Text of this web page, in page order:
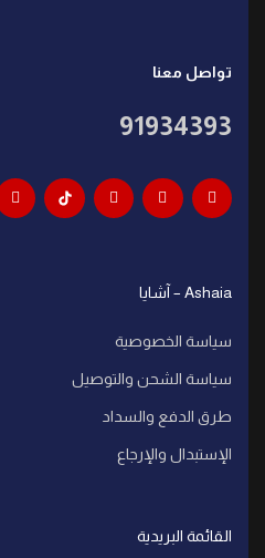
تواصل معنا
91934393
Ashaia – آشايا
سياسة الخصوصية
سياسة الشحن والتوصيل
طرق الدفع والسداد
الإستبدال والإرجاع
القائمة البريدية